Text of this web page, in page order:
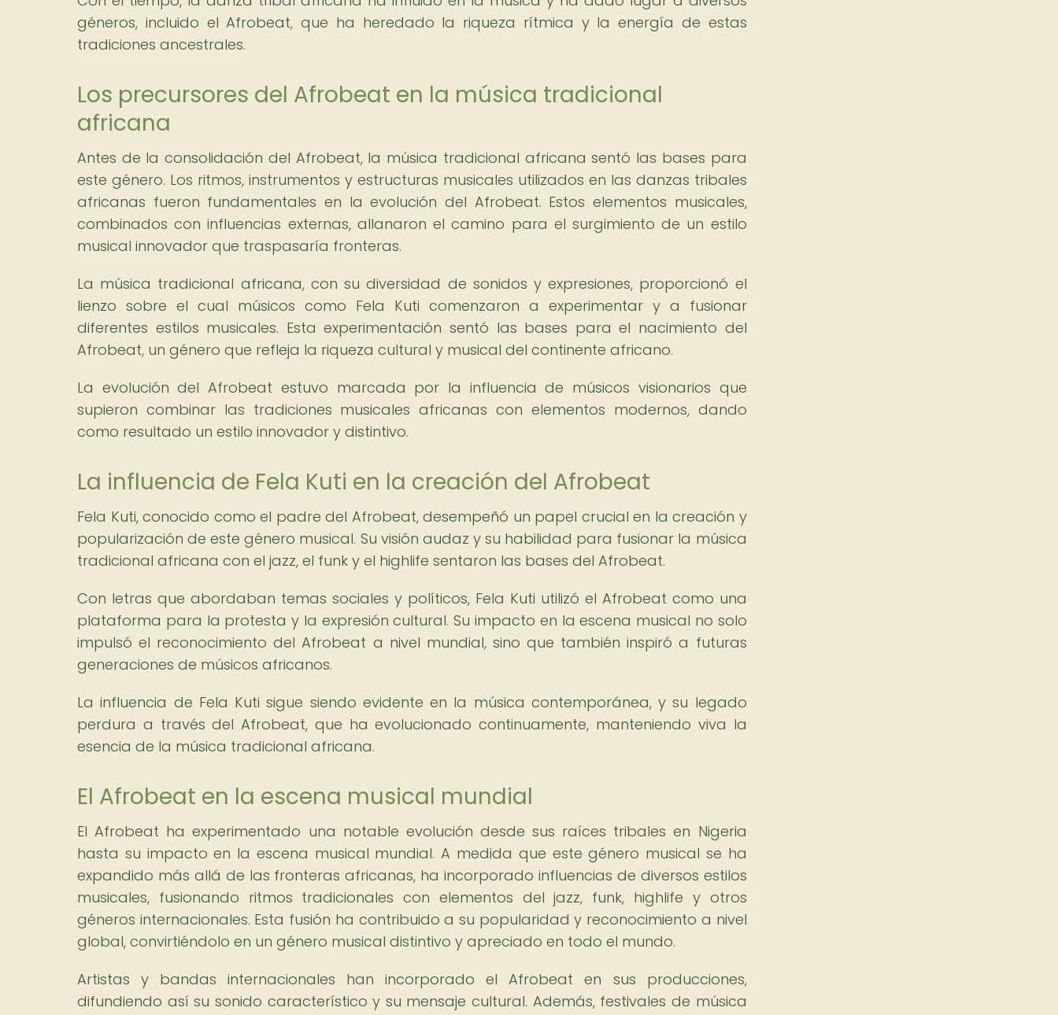
géneros, incluido el Afrobeat, que ha heredado la riqueza rítmica y la energía de estas
tradiciones ancestrales.
Los precursores del Afrobeat en la música tradicional
africana
Antes de la consolidación del Afrobeat, la música tradicional africana sentó las bases para
este género. Los ritmos, instrumentos y estructuras musicales utilizados en las danzas tribales
africanas fueron fundamentales en la evolución del Afrobeat. Estos elementos musicales,
combinados con influencias externas, allanaron el camino para el surgimiento de un estilo
musical innovador que traspasaría fronteras.
La música tradicional africana, con su diversidad de sonidos y expresiones, proporcionó el
lienzo sobre el cual músicos como Fela Kuti comenzaron a experimentar y a fusionar
diferentes estilos musicales. Esta experimentación sentó las bases para el nacimiento del
Afrobeat, un género que refleja la riqueza cultural y musical del continente africano.
La evolución del Afrobeat estuvo marcada por la influencia de músicos visionarios que
supieron combinar las tradiciones musicales africanas con elementos modernos, dando
como resultado un estilo innovador y distintivo.
La influencia de Fela Kuti en la creación del Afrobeat
Fela Kuti, conocido como el padre del Afrobeat, desempeñó un papel crucial en la creación y
popularización de este género musical. Su visión audaz y su habilidad para fusionar la música
tradicional africana con el jazz, el funk y el highlife sentaron las bases del Afrobeat.
Con letras que abordaban temas sociales y políticos, Fela Kuti utilizó el Afrobeat como una
plataforma para la protesta y la expresión cultural. Su impacto en la escena musical no solo
impulsó el reconocimiento del Afrobeat a nivel mundial, sino que también inspiró a futuras
generaciones de músicos africanos.
La influencia de Fela Kuti sigue siendo evidente en la música contemporánea, y su legado
perdura a través del Afrobeat, que ha evolucionado continuamente, manteniendo viva la
esencia de la música tradicional africana.
El Afrobeat en la escena musical mundial
El Afrobeat ha experimentado una notable evolución desde sus raíces tribales en Nigeria
hasta su impacto en la escena musical mundial. A medida que este género musical se ha
expandido más allá de las fronteras africanas, ha incorporado influencias de diversos estilos
musicales, fusionando ritmos tradicionales con elementos del jazz, funk, highlife y otros
géneros internacionales. Esta fusión ha contribuido a su popularidad y reconocimiento a nivel
global, convirtiéndolo en un género musical distintivo y apreciado en todo el mundo.
Artistas y bandas internacionales han incorporado el Afrobeat en sus producciones,
difundiendo así su sonido característico y su mensaje cultural. Además, festivales de música